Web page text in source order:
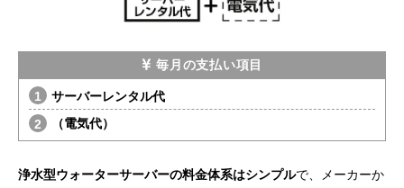
毎月の支払い項目
サーバーレンタル代
（電気代）
浄水型ウォーターサーバーの料金体系はシンプルで、メーカーか